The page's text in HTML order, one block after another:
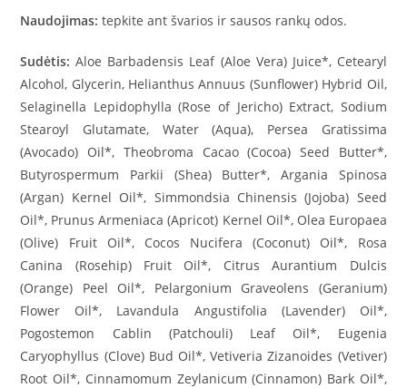
Naudojimas:tepkite ant švarios ir sausos rankų odos.
Sudėtis: Aloe Barbadensis Leaf (Aloe Vera) Juice*, Cetearyl
Alcohol, Glycerin, Helianthus Annuus (Sunflower) Hybrid Oil,
Selaginella Lepidophylla (Rose of Jericho) Extract, Sodium
Stearoyl Glutamate, Water (Aqua), Persea Gratissima
(Avocado) Oil*, Theobroma Cacao (Cocoa) Seed Butter*,
Butyrospermum Parkii (Shea) Butter*, Argania Spinosa
(Argan) Kernel Oil*, Simmondsia Chinensis (Jojoba) Seed
Oil*, Prunus Armeniaca (Apricot) Kernel Oil*, Olea Europaea
(Olive) Fruit Oil*, Cocos Nucifera (Coconut) Oil*, Rosa
Canina (Rosehip) Fruit Oil*, Citrus Aurantium Dulcis
(Orange) Peel Oil*, Pelargonium Graveolens (Geranium)
Flower Oil*, Lavandula Angustifolia (Lavender) Oil*,
Pogostemon Cablin (Patchouli) Leaf Oil*, Eugenia
Caryophyllus (Clove) Bud Oil*, Vetiveria Zizanoides (Vetiver)
Root Oil*, Cinnamomum Zeylanicum (Cinnamon) Bark Oil*,